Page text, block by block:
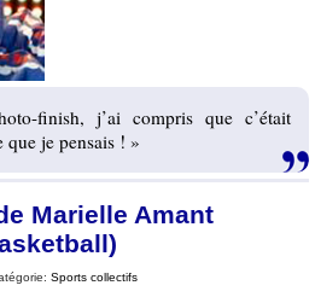
finish, j’ai compris que c’était
que je pensais ! »
Marielle Amant
Sports collectifs